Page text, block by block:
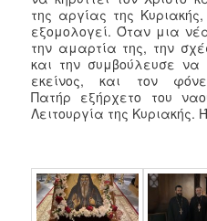
της αργίας της
εξομολογεί. Όταν μια
την αμαρτία της, την
και την συμβούλευσε να
εκείνος, και τον
Πατήρ εξήρχετο του
Λειτουργία της Κυριακής.